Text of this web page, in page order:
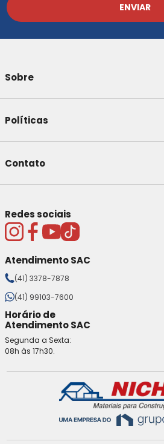
ENVIAR
Sobre
Políticas
Contato
Redes sociais
Atendimento SAC
(41) 3378-7878
(41) 99103-7600
Horário de
Atendimento SAC
Segunda a Sexta:
08h às 17h30.